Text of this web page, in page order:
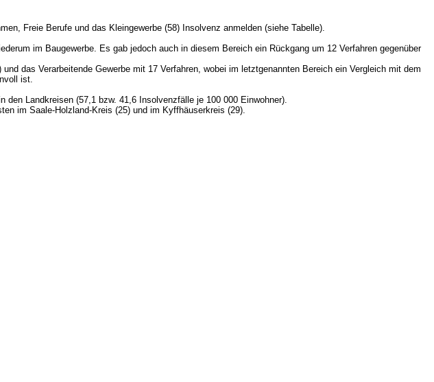
Freie Berufe und das Kleingewerbe (58) Insolvenz anmelden (siehe Tabelle).
im Baugewerbe. Es gab jedoch auch in diesem Bereich ein Rückgang um 12 Verfahren gegenüber
und das Verarbeitende Gewerbe mit 17 Verfahren, wobei im letztgenannten Bereich ein Vergleich mit dem
ist.
Landkreisen (57,1 bzw. 41,6 Insolvenzfälle je 100 000 Einwohner).
im Saale-Holzland-Kreis (25) und im Kyffhäuserkreis (29).